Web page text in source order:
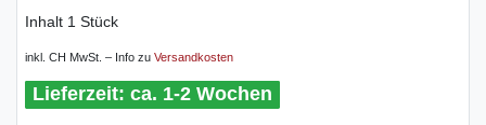
Inhalt 1 Stück
inkl. CH MwSt. – Info zu Versandkosten
ca. 1-2 Wochen